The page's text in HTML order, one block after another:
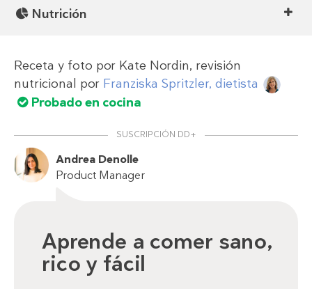
Nutrición
Receta y foto por Kate Nordin, revisión
nutricional por Franziska Spritzler, dietista
Probado en cocina
SUSCRIPCIÓN DD+
Andrea Denolle
Product Manager
Aprende a comer sano,
rico y fácil